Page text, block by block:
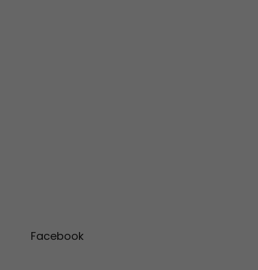
Facebook